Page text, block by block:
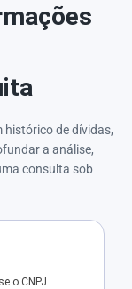
histórico de dívidas,
a análise,
consulta sob
o CNPJ